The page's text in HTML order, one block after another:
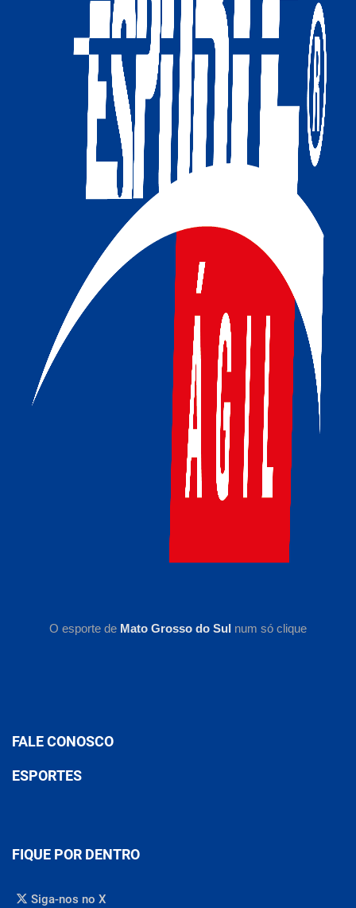
O esporte de Mato Grosso do Sul num só clique
FALE CONOSCO
ESPORTES
FIQUE POR DENTRO
Siga-nos no X